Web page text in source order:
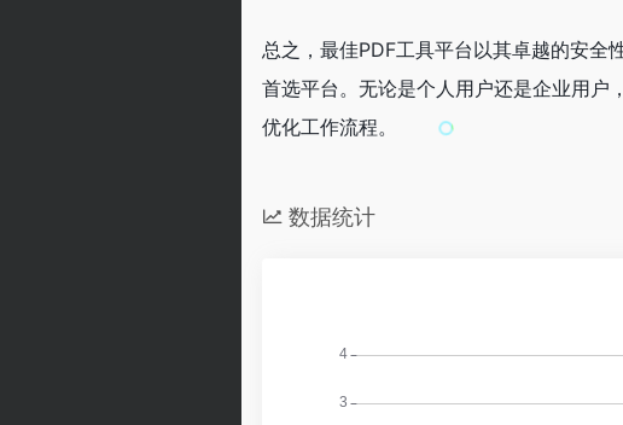
总之，最佳PDF工具平台以其卓越的安全
首选平台。无论是个人用户还是企业用户
优化工作流程。
数据统计